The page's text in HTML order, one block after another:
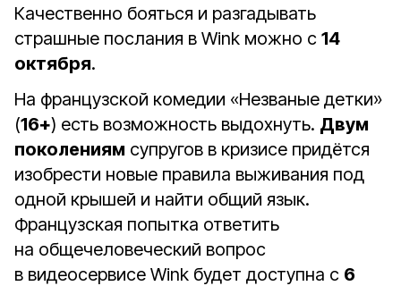
Качественно бояться и разгадывать
страшные послания в Wink можно с 14
октября.
На французской комедии «Незваные детки»
(16+) есть возможность выдохнуть. Двум
поколениям супругов в кризисе придётся
изобрести новые правила выживания под
одной крышей и найти общий язык.
Французская попытка ответить
на общечеловеческий вопрос
в видеосервисе Wink будет доступна с 6